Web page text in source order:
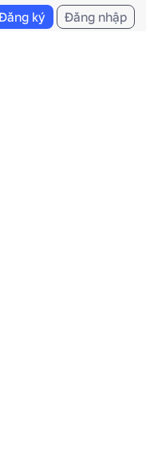
ký Đăng nhập